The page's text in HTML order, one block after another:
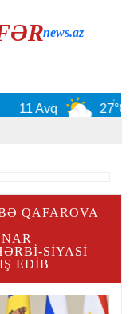
news.az
Avq 27°C
QAFAROVA
SIYASI
EDIB